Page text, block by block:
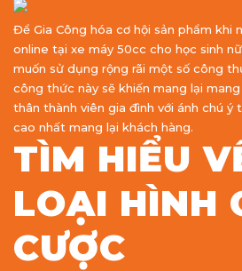
Để Gia Công hóa cơ hội sản phẩm khi
online tại xe máy 50cc cho học sinh
muốn sử dụng rộng rãi một số công
công thức này sẽ khiến mang lại
thân thành viên gia đình với ánh chú ý
cao nhất mang lại khách hàng.
TÌM HIỂU
LOẠI HÌNH
CƯỢC